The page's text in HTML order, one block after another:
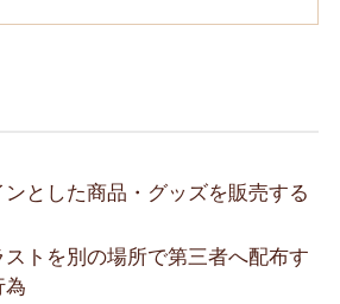
とした商品・グッズを販売する
トを別の場所で第三者へ配布す
為